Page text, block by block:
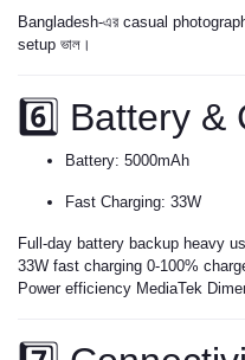
Bangladesh-এর casual
setup ভাল।
6️⃣ Battery &
Battery: 5000mAh
Fast Charging: 33W
Full-day battery backup heavy
33W fast charging 0-100% charge
Power efficiency MediaTek